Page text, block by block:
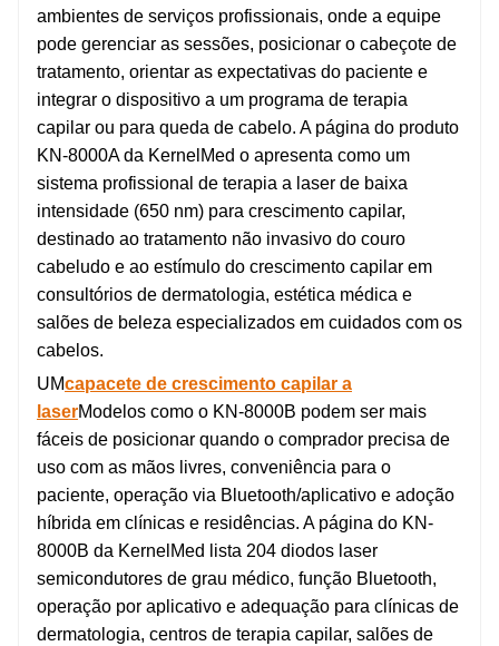
ambientes de serviços profissionais, onde a equipe
pode gerenciar as sessões, posicionar o cabeçote de
tratamento, orientar as expectativas do paciente e
integrar o dispositivo a um programa de terapia
capilar ou para queda de cabelo. A página do produto
KN-8000A da KernelMed o apresenta como um
sistema profissional de terapia a laser de baixa
intensidade (650 nm) para crescimento capilar,
destinado ao tratamento não invasivo do couro
cabeludo e ao estímulo do crescimento capilar em
consultórios de dermatologia, estética médica e
salões de beleza especializados em cuidados com os
cabelos.
UMcapacete de crescimento capilar a
laserModelos como o KN-8000B podem ser mais
fáceis de posicionar quando o comprador precisa de
uso com as mãos livres, conveniência para o
paciente, operação via Bluetooth/aplicativo e adoção
híbrida em clínicas e residências. A página do KN-
8000B da KernelMed lista 204 diodos laser
semicondutores de grau médico, função Bluetooth,
operação por aplicativo e adequação para clínicas de
dermatologia, centros de terapia capilar, salões de